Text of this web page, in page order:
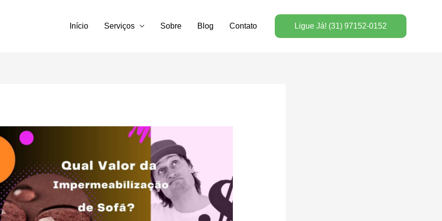
Início Serviços Sobre Blog Contato Ligue Já! (31) 97152-0152